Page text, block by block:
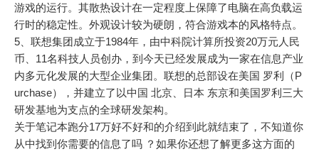
游戏的运行。其散热设计在一定程度上保障了电脑在高负载运
行时的稳定性。外观设计较为硬朗，符合游戏本的风格特点。
5、联想集团成立于1984年，由中科院计算所投资20万元人民
币、11名科技人员创办，到今天已经发展成为一家在信息产业
内多元化发展的大型企业集团。联想的总部设在美国 罗利（P
urchase），并建立了以中国 北京、日本 东京和美国罗利三大
研发基地为支点的全球研发架构。
关于笔记本跑分17万好不好和的介绍到此就结束了，不知道你
从中找到你需要的信息了吗 ？如果你还想了解更多这方面的